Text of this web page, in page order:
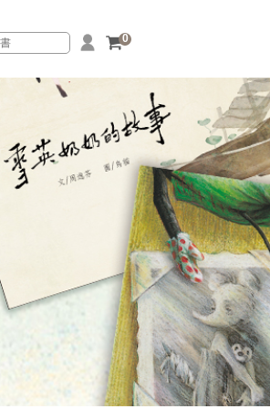
0